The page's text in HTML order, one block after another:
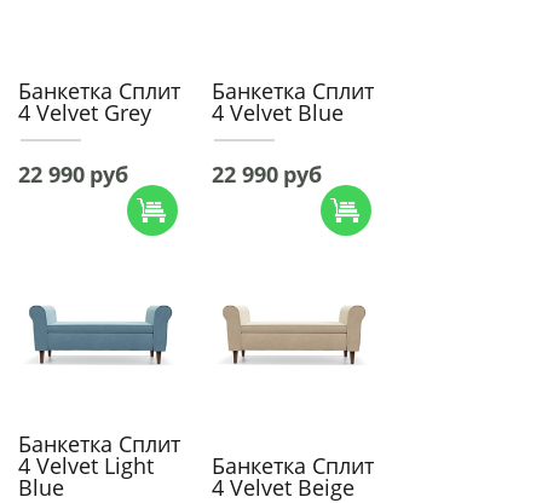
Банкетка Сплит
4 Velvet Grey
22 990 руб
Банкетка Сплит
4 Velvet Blue
22 990 руб
Банкетка Сплит
4 Velvet Light
Blue
Банкетка Сплит
4 Velvet Beige